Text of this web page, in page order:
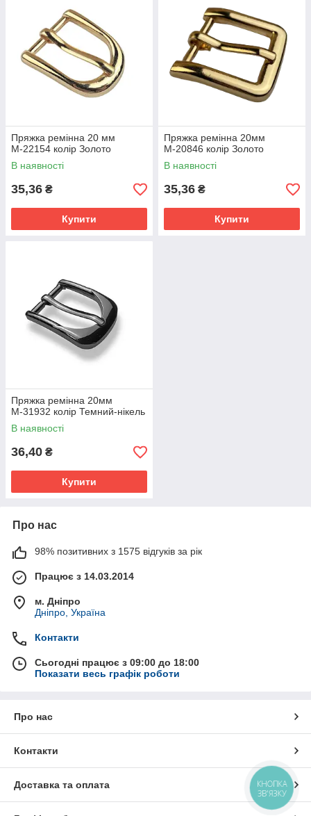
Пряжка ремінна 20 мм
М-22154 колір Золото
В наявності
35,36 ₴
Купити
Пряжка ремінна 20мм
М-20846 колір Золото
В наявності
35,36 ₴
Купити
Пряжка ремінна 20мм
М-31932 колір Темний-нікель
В наявності
36,40 ₴
Купити
Про нас
98% позитивних з 1575 відгуків за рік
Працює з 14.03.2014
м. Дніпро
Дніпро, Україна
Контакти
Сьогодні працює з 09:00 до 18:00
Показати весь графік роботи
Про нас
Контакти
Доставка та оплата
КНОПКА
ЗВ'ЯЗКУ